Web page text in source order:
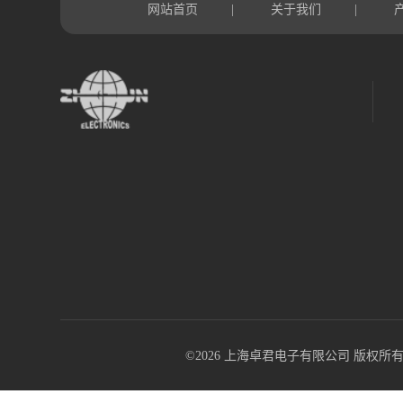
网站首页 关于我们
©2026 上海卓君电子有限公司 版权所有